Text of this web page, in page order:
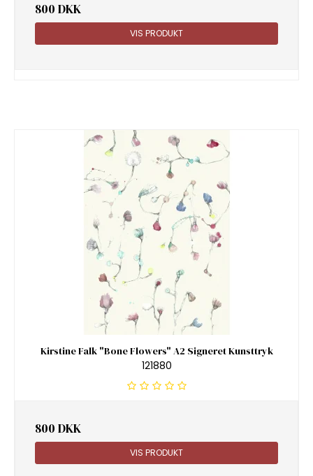
800 DKK
VIS PRODUKT
Kirstine Falk "Bone Flowers" A2 Signeret Kunsttryk
121880
800 DKK
VIS PRODUKT